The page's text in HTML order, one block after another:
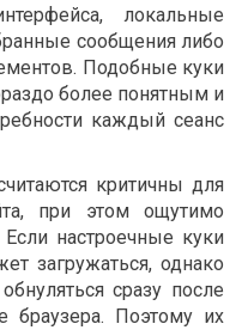
локальные
сообщения либо
Подобные куки
более понятным и
каждый сеанс
критичны для
при этом ощутимо
настроечные куки
загружаться, однако
сразу после
браузера. Поэтому их